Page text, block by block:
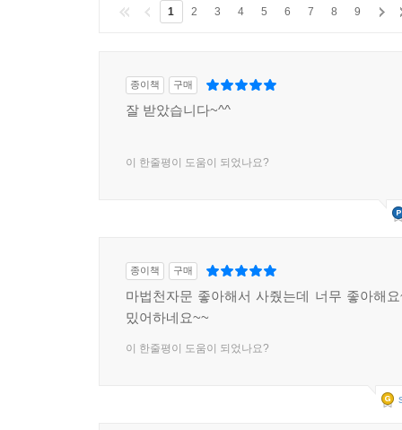
1 2 3 4 5 6 7 8 9
종이책 구매
잘 받았습니다~^^
이 한줄평이 도움이 되었나요?
종이책 구매
마법천자문 좋아해서 사줬는데 너무 좋아해
밌어하네요~~
이 한줄평이 도움이 되었나요?